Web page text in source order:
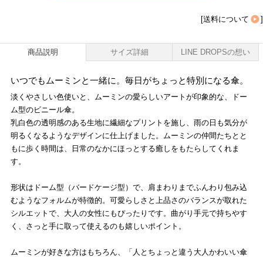
[送料について ]
商品説明 サイズ詳細 LINE DROPSの想い
いつでもムーミンと一緒に。毎日がちょっと特別になる傘。
淡くやさしい色使いと、ムーミンの愛らしいアートが印象的な、ドー
ム型のビニール傘。
乳白色の透明感のある生地に繊細なプリントを施し、雨の日も気分が
明るくなるようなデザインに仕上げました。ムーミンの仲間たちとと
もに歩く時間は、日常のなかにほっとする癒しをもたらしてくれま
す。
形状はドーム型（バードケージ型）で、肩まわりまでふんわり包み込
むようなフォルムが特徴的。可愛らしさと上品さのバランスが取れた
シルエットで、大人の女性にもぴったりです。曲がり手元で持ちやす
く、さっと手に取って使えるのも嬉しいポイント。
ムーミンが好きな方はもちろん、「人とちょっと違う大人かわいい傘